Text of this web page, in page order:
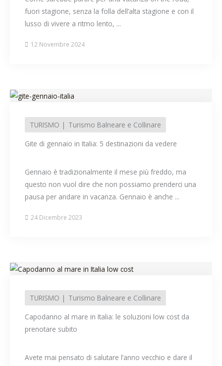
fuori stagione, senza la folla dell’alta stagione e con il
lusso di vivere a ritmo lento, ...
12 Novembre 2024
TURISMO
Turismo Balneare e Collinare
Gite di gennaio in Italia: 5 destinazioni da vedere
Gennaio è tradizionalmente il mese più freddo, ma
questo non vuol dire che non possiamo prenderci una
pausa per andare in vacanza. Gennaio è anche ...
24 Dicembre 2023
TURISMO
Turismo Balneare e Collinare
Capodanno al mare in Italia: le soluzioni low cost da
prenotare subito
Avete mai pensato di salutare l’anno vecchio e dare il